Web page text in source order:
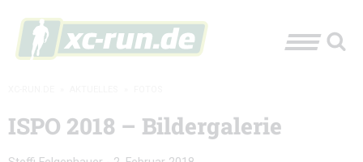
ISPO 2018 – Bildergalerie